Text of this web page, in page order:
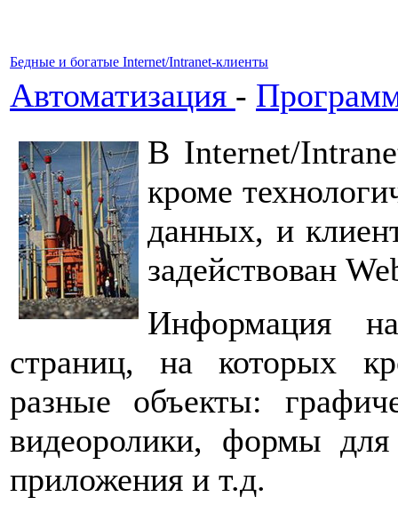
Бедные и богатые Internet/Intranet-клиенты
Автоматизация -
В Internet/
кроме
данных, и
задействован
Информация
страниц, на которых
разные объекты:
видеоролики, формы
приложения и т.д.